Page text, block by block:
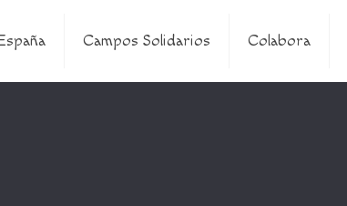
Campos Solidarios Colabora